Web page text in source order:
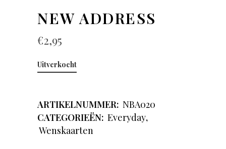
NEW ADDRESS
€2,95
Uitverkocht
ARTIKELNUMMER: NBA020
CATEGORIEËN: Everyday,
Wenskaarten